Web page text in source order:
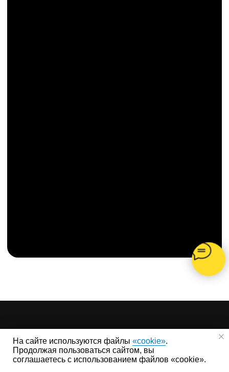
FL-Haus в Москве
+7(499)677-16-22
На сайте используются файлы «cookie».
Продолжая пользоваться сайтом, вы
соглашаетесь с использованием файлов «cookie».